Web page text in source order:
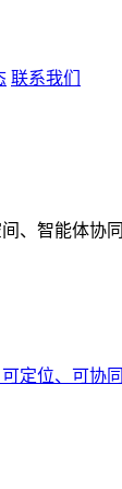
联系我们
、智能体协
定位、可协